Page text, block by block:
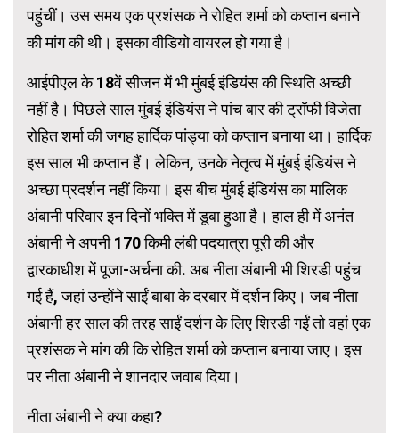
पहुंचीं। उस समय एक प्रशंसक ने रोहित शर्मा को कप्तान बनाने
की मांग की थी। इसका वीडियो वायरल हो गया है।
आईपीएल के 18वें सीजन में भी मुंबई इंडियंस की स्थिति अच्छी
नहीं है। पिछले साल मुंबई इंडियंस ने पांच बार की ट्रॉफी विजेता
रोहित शर्मा की जगह हार्दिक पांड्या को कप्तान बनाया था। हार्दिक
इस साल भी कप्तान हैं। लेकिन, उनके नेतृत्व में मुंबई इंडियंस ने
अच्छा प्रदर्शन नहीं किया। इस बीच मुंबई इंडियंस का मालिक
अंबानी परिवार इन दिनों भक्ति में डूबा हुआ है। हाल ही में अनंत
अंबानी ने अपनी 170 किमी लंबी पदयात्रा पूरी की और
द्वारकाधीश में पूजा-अर्चना की. अब नीता अंबानी भी शिरडी पहुंच
गई हैं, जहां उन्होंने साईं बाबा के दरबार में दर्शन किए। जब नीता
अंबानी हर साल की तरह साईं दर्शन के लिए शिरडी गईं तो वहां एक
प्रशंसक ने मांग की कि रोहित शर्मा को कप्तान बनाया जाए। इस
पर नीता अंबानी ने शानदार जवाब दिया।
नीता अंबानी ने क्या कहा?